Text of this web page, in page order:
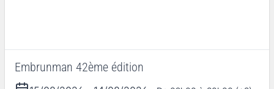
Embrunman 42ème édition